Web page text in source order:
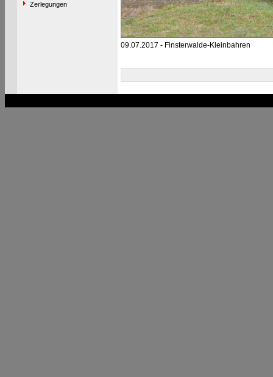
Zerlegungen
09.07.2017 - Finsterwalde-Kleinbahren